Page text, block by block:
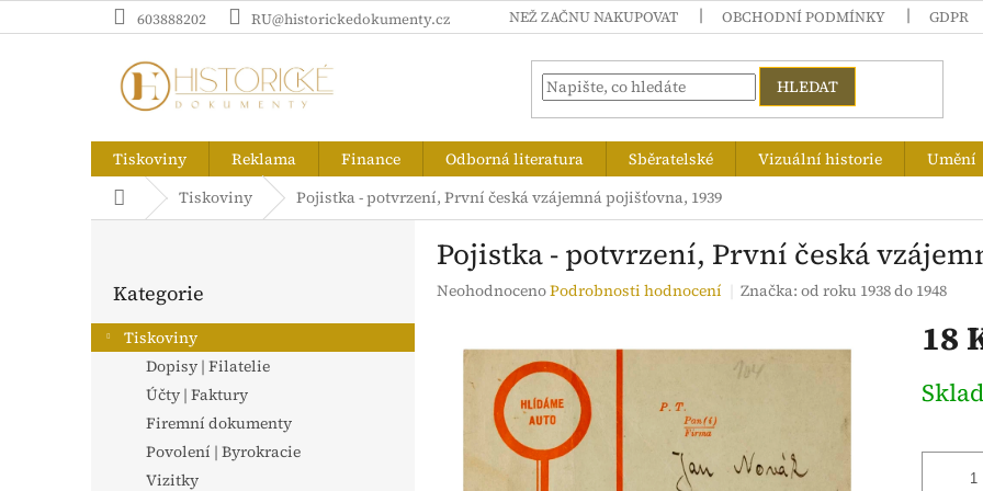
na
603888202 RU@historickedokumenty.cz NEŽ ZAČNU NAKUPOVAT OBCHODNÍ PODMÍNKY GDPR
HLEDAT
Tiskoviny Reklama Finance Odborná literatura Sběratelské Vizuální historie Umění
Domů Tiskoviny Pojistka - potvrzení, První česká vzájemná pojišťovna, 1939
r
a
kategorie
Kategorie
Tiskoviny
Dopisy | Filatelie
Účty | Faktury
Firemní dokumenty
Povolení | Byrokracie
Vizitky
Pojistka - potvrzení, První česká
Průměrné
hvězdiček.
NeohodnocenoPodrobnosti hodnocení Značka:od roku 1938 do 1948
18
cena: